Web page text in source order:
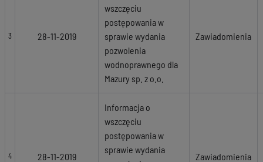
3 28-11-2019
wszczęciu
postępowania w
sprawie wydania
pozwolenia
wodnoprawnego dla
Mazury sp. z o.o.
Zawiadomienia
4 28-11-2019
Informacja o
wszczęciu
postępowania w
sprawie wydania
Zawiadomienia